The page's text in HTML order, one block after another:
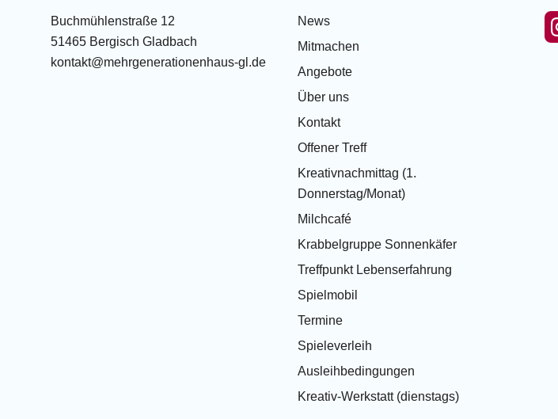
Buchmühlenstraße 12
51465 Bergisch Gladbach
kontakt@mehrgenerationenhaus-gl.de
News
Mitmachen
Angebote
Über uns
Kontakt
Offener Treff
Kreativnachmittag (1.
Donnerstag/Monat)
Milchcafé
Krabbelgruppe Sonnenkäfer
Treffpunkt Lebenserfahrung
Spielmobil
Termine
Spieleverleih
Ausleihbedingungen
Kreativ-Werkstatt (dienstags)